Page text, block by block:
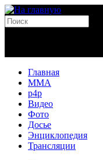
Главная
MMA
p4p
Видео
Фото
Досье
Энциклопедия
Трансляции